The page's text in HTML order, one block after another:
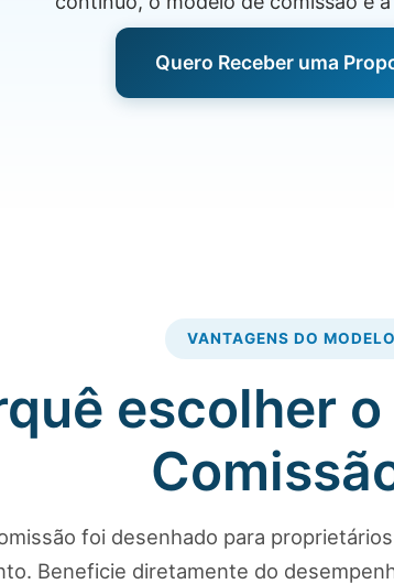
Quero Receber uma
VANTAGENS DO MODELO
escolher
foi desenhado para
Beneficie diretamente do